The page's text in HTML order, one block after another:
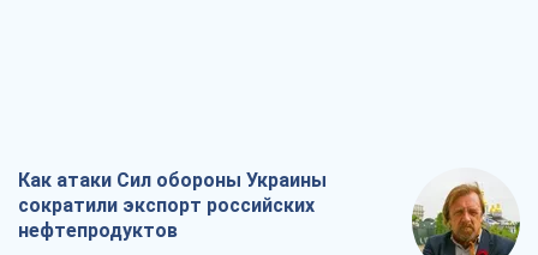
Как атаки Сил обороны Украины
сократили экспорт российских
нефтепродуктов